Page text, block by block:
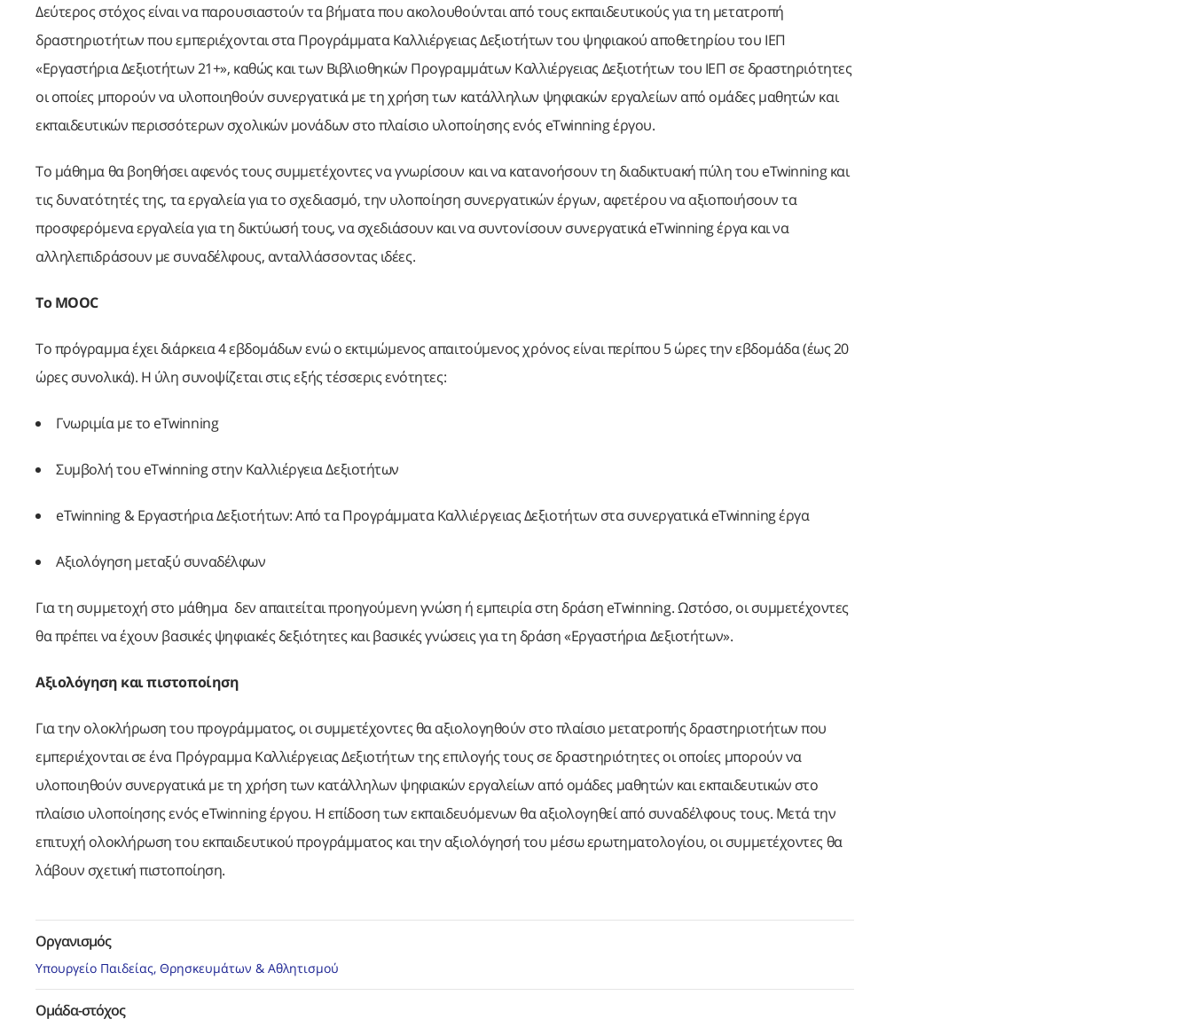
Δεύτερος στόχος είναι να παρουσιαστούν τα βήματα που ακολουθούνται από τους εκπαιδευτικούς για τη μετατροπή
δραστηριοτήτων που εμπεριέχονται στα Προγράμματα Καλλιέργειας Δεξιοτήτων του ψηφιακού αποθετηρίου του ΙΕΠ
«Εργαστήρια Δεξιοτήτων 21+», καθώς και των Βιβλιοθηκών Προγραμμάτων Καλλιέργειας Δεξιοτήτων του ΙΕΠ σε δραστηριότητες
οι οποίες μπορούν να υλοποιηθούν συνεργατικά με τη χρήση των κατάλληλων ψηφιακών εργαλείων από ομάδες μαθητών και
εκπαιδευτικών περισσότερων σχολικών μονάδων στο πλαίσιο υλοποίησης ενός eTwinning έργου.
Το μάθημα θα βοηθήσει αφενός τους συμμετέχοντες να γνωρίσουν και να κατανοήσουν τη διαδικτυακή πύλη του eTwinning και
τις δυνατότητές της, τα εργαλεία για το σχεδιασμό, την υλοποίηση συνεργατικών έργων, αφετέρου να αξιοποιήσουν τα
προσφερόμενα εργαλεία για τη δικτύωσή τους, να σχεδιάσουν και να συντονίσουν συνεργατικά eTwinning έργα και να
αλληλεπιδράσουν με συναδέλφους, ανταλλάσσοντας ιδέες.
ΤοMOOC
Το πρόγραμμα έχει διάρκεια 4 εβδομάδων ενώ ο εκτιμώμενος απαιτούμενος χρόνος είναι περίπου 5 ώρες την εβδομάδα (έως 20
ώρες συνολικά). Η ύλη συνοψίζεται στις εξής τέσσερις ενότητες:
Γνωριμία με το eTwinning
Συμβολή του eTwinning στην Καλλιέργεια Δεξιοτήτων
eTwinning & Eργαστήρια Δεξιοτήτων: Από τα Προγράμματα Καλλιέργειας Δεξιοτήτων στα συνεργατικά eTwinning έργα
Αξιολόγηση μεταξύ συναδέλφων
Για τη συμμετοχή στο μάθημα δεν απαιτείται προηγούμενη γνώση ή εμπειρία στη δράση eTwinning. Ωστόσο, οι συμμετέχοντες
θα πρέπει να έχουν βασικές ψηφιακές δεξιότητες και βασικές γνώσεις για τη δράση «Εργαστήρια Δεξιοτήτων».
Αξιολόγηση και πιστοποίηση
Για την ολοκλήρωση του προγράμματος, οι συμμετέχοντες θα αξιολογηθούν στο πλαίσιο μετατροπής δραστηριοτήτων που
εμπεριέχονται σε ένα Πρόγραμμα Καλλιέργειας Δεξιοτήτων της επιλογής τους σε δραστηριότητες οι οποίες μπορούν να
υλοποιηθούν συνεργατικά με τη χρήση των κατάλληλων ψηφιακών εργαλείων από ομάδες μαθητών και εκπαιδευτικών στο
πλαίσιο υλοποίησης ενός eTwinning έργου. Η επίδοση των εκπαιδευόμενων θα αξιολογηθεί από συναδέλφους τους. Μετά την
επιτυχή ολοκλήρωση του εκπαιδευτικού προγράμματος και την αξιολόγησή του μέσω ερωτηματολογίου, οι συμμετέχοντες θα
λάβουν σχετική πιστοποίηση.
Οργανισμός
Υπουργείο Παιδείας, Θρησκευμάτων & Αθλητισμού
Ομάδα-στόχος